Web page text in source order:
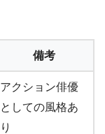
備考
アクション俳優
としての風格あ
り